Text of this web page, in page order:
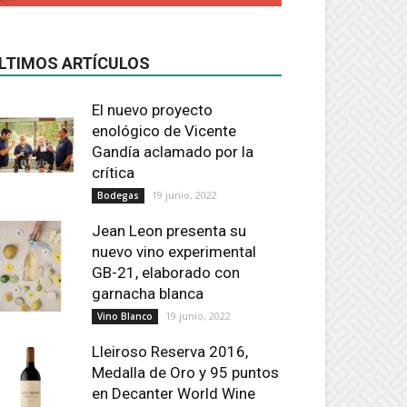
ARTÍCULOS
El nuevo proyecto
enológico de Vicente
Gandía aclamado por la
crítica
Bodegas 19 junio, 2022
Jean Leon presenta su
nuevo vino experimental
GB-21, elaborado con
garnacha blanca
Vino Blanco 19 junio, 2022
Lleiroso Reserva 2016,
Medalla de Oro y 95 puntos
en Decanter World Wine